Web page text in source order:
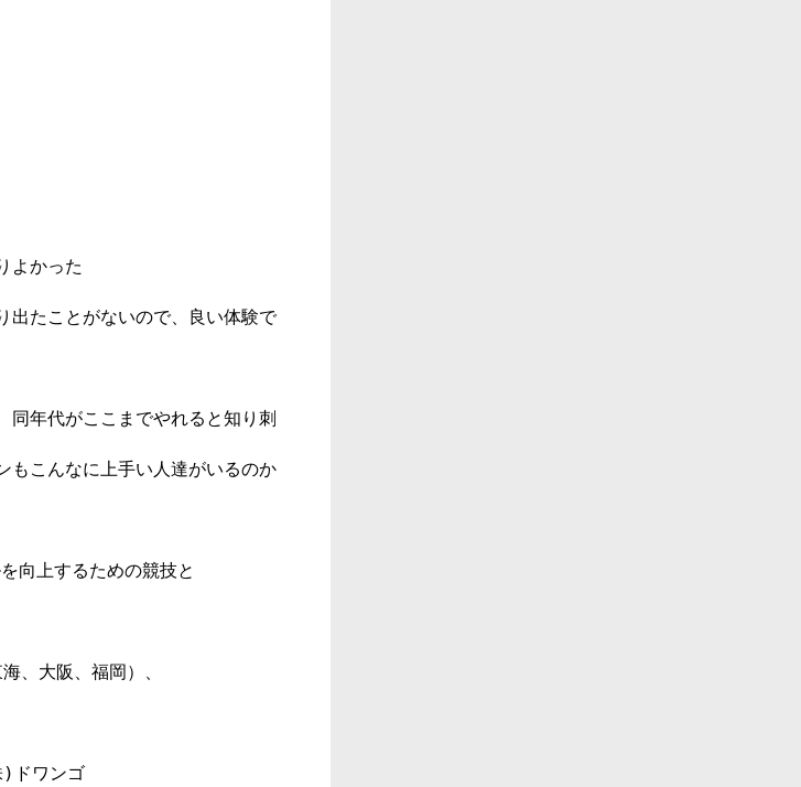
よかった
出たことがないので、良い体験で
同年代がここまでやれると知り刺
もこんなに上手い人達がいるのか
向上するための競技と
、大阪、福岡）、
ドワンゴ